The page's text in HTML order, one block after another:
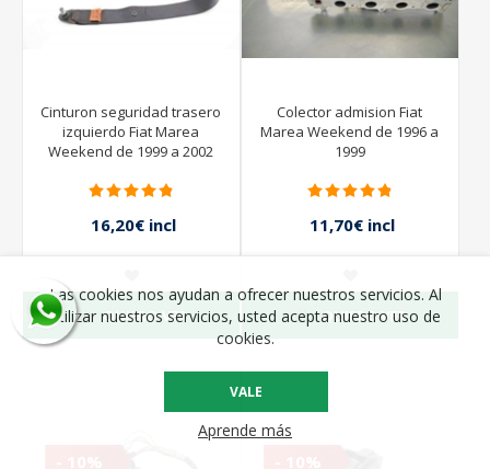
Cinturon seguridad trasero
izquierdo Fiat Marea
Weekend de 1999 a 2002
16,20€ incl
QUIERO VER
Colector admision Fiat
Marea Weekend de 1996 a
1999
11,70€ incl
QUIERO VER
Las cookies nos ayudan a ofrecer nuestros servicios. Al
utilizar nuestros servicios, usted acepta nuestro uso de
cookies.
VALE
Aprende más